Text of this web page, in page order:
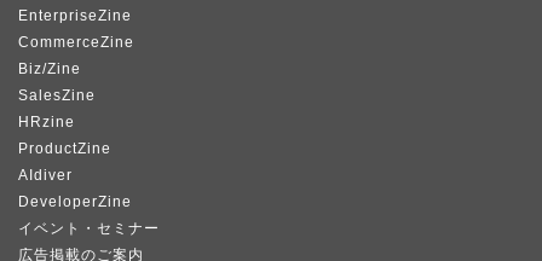
EnterpriseZine
CommerceZine
Biz/Zine
SalesZine
HRzine
ProductZine
AIdiver
DeveloperZine
イベント・セミナー
広告掲載のご案内